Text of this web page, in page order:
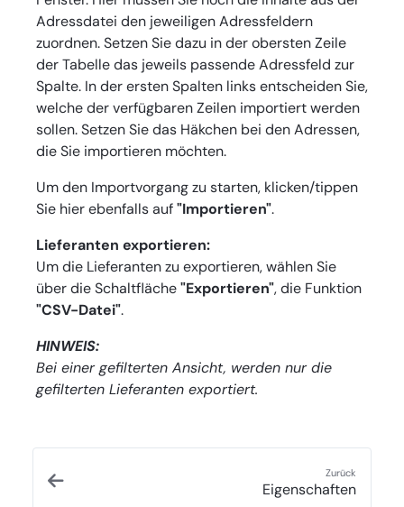
Adressdatei den jeweiligen Adressfeldern
zuordnen. Setzen Sie dazu in der obersten Zeile
der Tabelle das jeweils passende Adressfeld zur
Spalte. In der ersten Spalten links entscheiden Sie,
welche der verfügbaren Zeilen importiert werden
sollen. Setzen Sie das Häkchen bei den Adressen,
die Sie importieren möchten.
Um den Importvorgang zu starten, klicken/tippen
Sie hier ebenfalls auf"Importieren".
Lieferanten exportieren:
Um die Lieferanten zu exportieren, wählen Sie
über die Schaltfläche"Exportieren", die Funktion
"CSV-Datei".
HINWEIS:
Bei einer gefilterten Ansicht, werden nur die
gefilterten Lieferanten exportiert.
Zurück
Eigenschaften